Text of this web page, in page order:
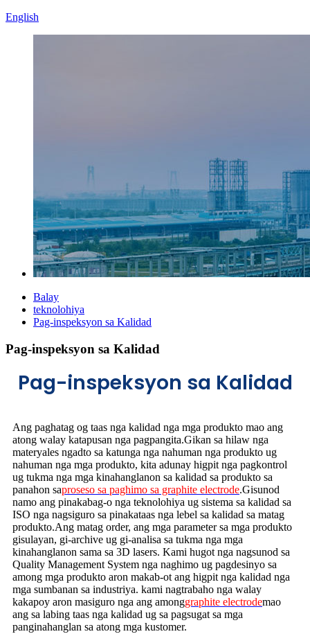
English
Balay
teknolohiya
Pag-inspeksyon sa Kalidad
Pag-inspeksyon sa Kalidad
Pag-inspeksyon sa Kalidad
Ang paghatag og taas nga kalidad nga mga produkto mao ang
atong walay katapusan nga pagpangita.Gikan sa hilaw nga
materyales ngadto sa katunga nga nahuman nga produkto ug
nahuman nga mga produkto, kita adunay higpit nga pagkontrol
ug tukma nga mga kinahanglanon sa kalidad sa produkto sa
panahon saproseso sa paghimo sa graphite electrode.Gisunod
namo ang pinakabag-o nga teknolohiya ug sistema sa kalidad sa
ISO nga nagsiguro sa pinakataas nga lebel sa kalidad sa matag
produkto.Ang matag order, ang mga parameter sa mga produkto
gisulayan, gi-archive ug gi-analisa sa tukma nga mga
kinahanglanon sama sa 3D lasers. Kami hugot nga nagsunod sa
Quality Management System nga naghimo ug pagdesinyo sa
among mga produkto aron makab-ot ang higpit nga kalidad nga
mga sumbanan sa industriya. kami nagtrabaho nga walay
kakapoy aron masiguro nga ang amonggraphite electrodemao
ang sa labing taas nga kalidad ug sa pagsugat sa mga
panginahanglan sa atong mga kustomer.